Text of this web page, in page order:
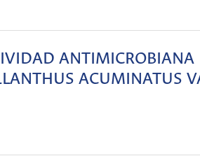
ANTIMICROBIANA
ACUMINATUS